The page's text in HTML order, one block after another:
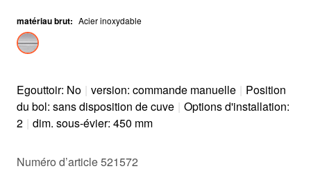
matériau brut: Acier inoxydable
Egouttoir: No | version: commande manuelle | Position
du bol: sans disposition de cuve | Options d'installation:
2 | dim. sous-évier: 450 mm
Numéro d’article 521572